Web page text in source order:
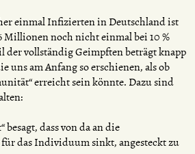
einmal Infizierten in Deutschland ist
noch nicht einmal bei 10 %
der vollständig Geimpften beträgt knapp
uns am Anfang so erschienen, als ob
erreicht sein könnte. Dazu sind
dass von da an die
das Individuum sinkt, angesteckt zu